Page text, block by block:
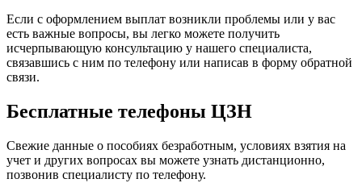
Если с оформлением выплат возникли проблемы или у вас
есть важные вопросы, вы легко можете получить
исчерпывающую консультацию у нашего специалиста,
связавшись с ним по телефону или написав в форму обратной
связи.
Бесплатные телефоны ЦЗН
Свежие данные о пособиях безработным, условиях взятия на
учет и других вопросах вы можете узнать дистанционно,
позвонив специалисту по телефону.